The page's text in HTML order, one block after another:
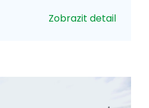
Zobrazit detail